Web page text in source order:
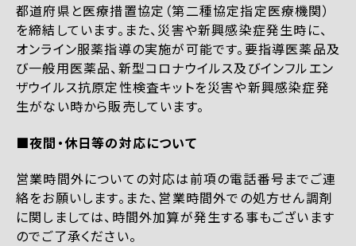
都道府県と医療措置協定（第二種協定指定医療機関）
を締結しています。また、災害や新興感染症発生時に、
オンライン服薬指導の実施が可能です。要指導医薬品及
び一般用医薬品、新型コロナウイルス及びインフルエン
ザウイルス抗原定性検査キットを災害や新興感染症発
生がない時から販売しています。
■夜間・休日等の対応について
営業時間外についての対応は前項の電話番号までご連
絡をお願いします。また、営業時間外での処方せん調剤
に関しましては、時間外加算が発生する事もございます
のでご了承ください。